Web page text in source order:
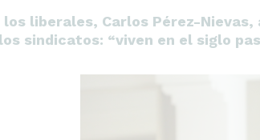
los liberales, Carlos Pérez-
sindicatos: “viven en el siglo